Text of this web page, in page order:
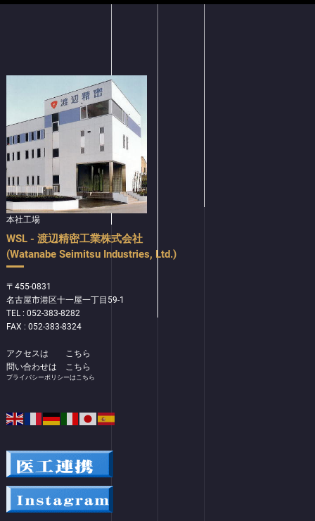
本社工場
WSL - 渡辺精密工業株式会社
(Watanabe Seimitsu Industries, Ltd.)
〒455-0831
名古屋市港区十一屋一丁目59-1
TEL : 052-383-8282
FAX : 052-383-8324
アクセスは こちら
問い合わせは こちら
プライバシーポリシーはこちら